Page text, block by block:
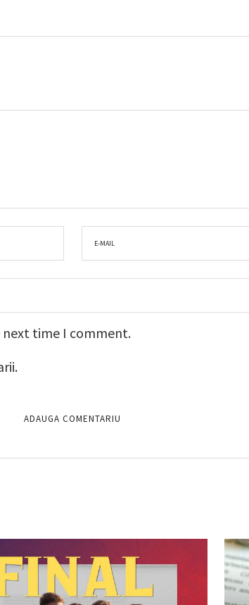
next time I comment.